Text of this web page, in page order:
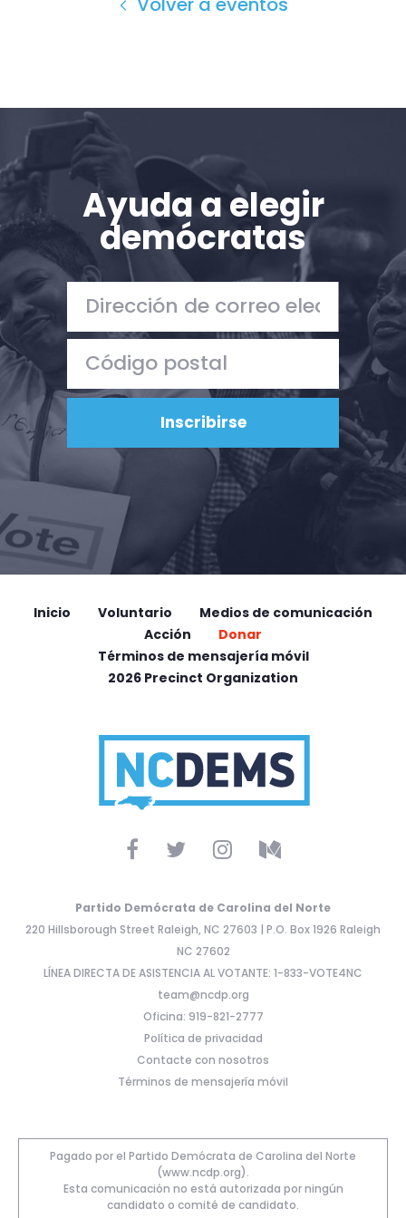
Ayuda a elegir
demócratas
Inicio Voluntario
Medios de comunicación
Acción
Donar
Términos de mensajería móvil
2026 Precinct Organization
Partido Demócrata de Carolina del Norte
220 Hillsborough Street Raleigh, NC 27603 | P.O. Box 1926 Raleigh
NC 27602
LÍNEA DIRECTA DE ASISTENCIA AL VOTANTE: 1-833-VOTE4NC
team@ncdp.org
Oficina: 919-821-2777
Política de privacidad
Contacte con nosotros
Términos de mensajería móvil
Pagado por el Partido Demócrata de Carolina del Norte
(www.ncdp.org).
Esta comunicación no está autorizada por ningún
candidato o comité de candidato.